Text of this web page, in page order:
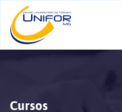
Cursos